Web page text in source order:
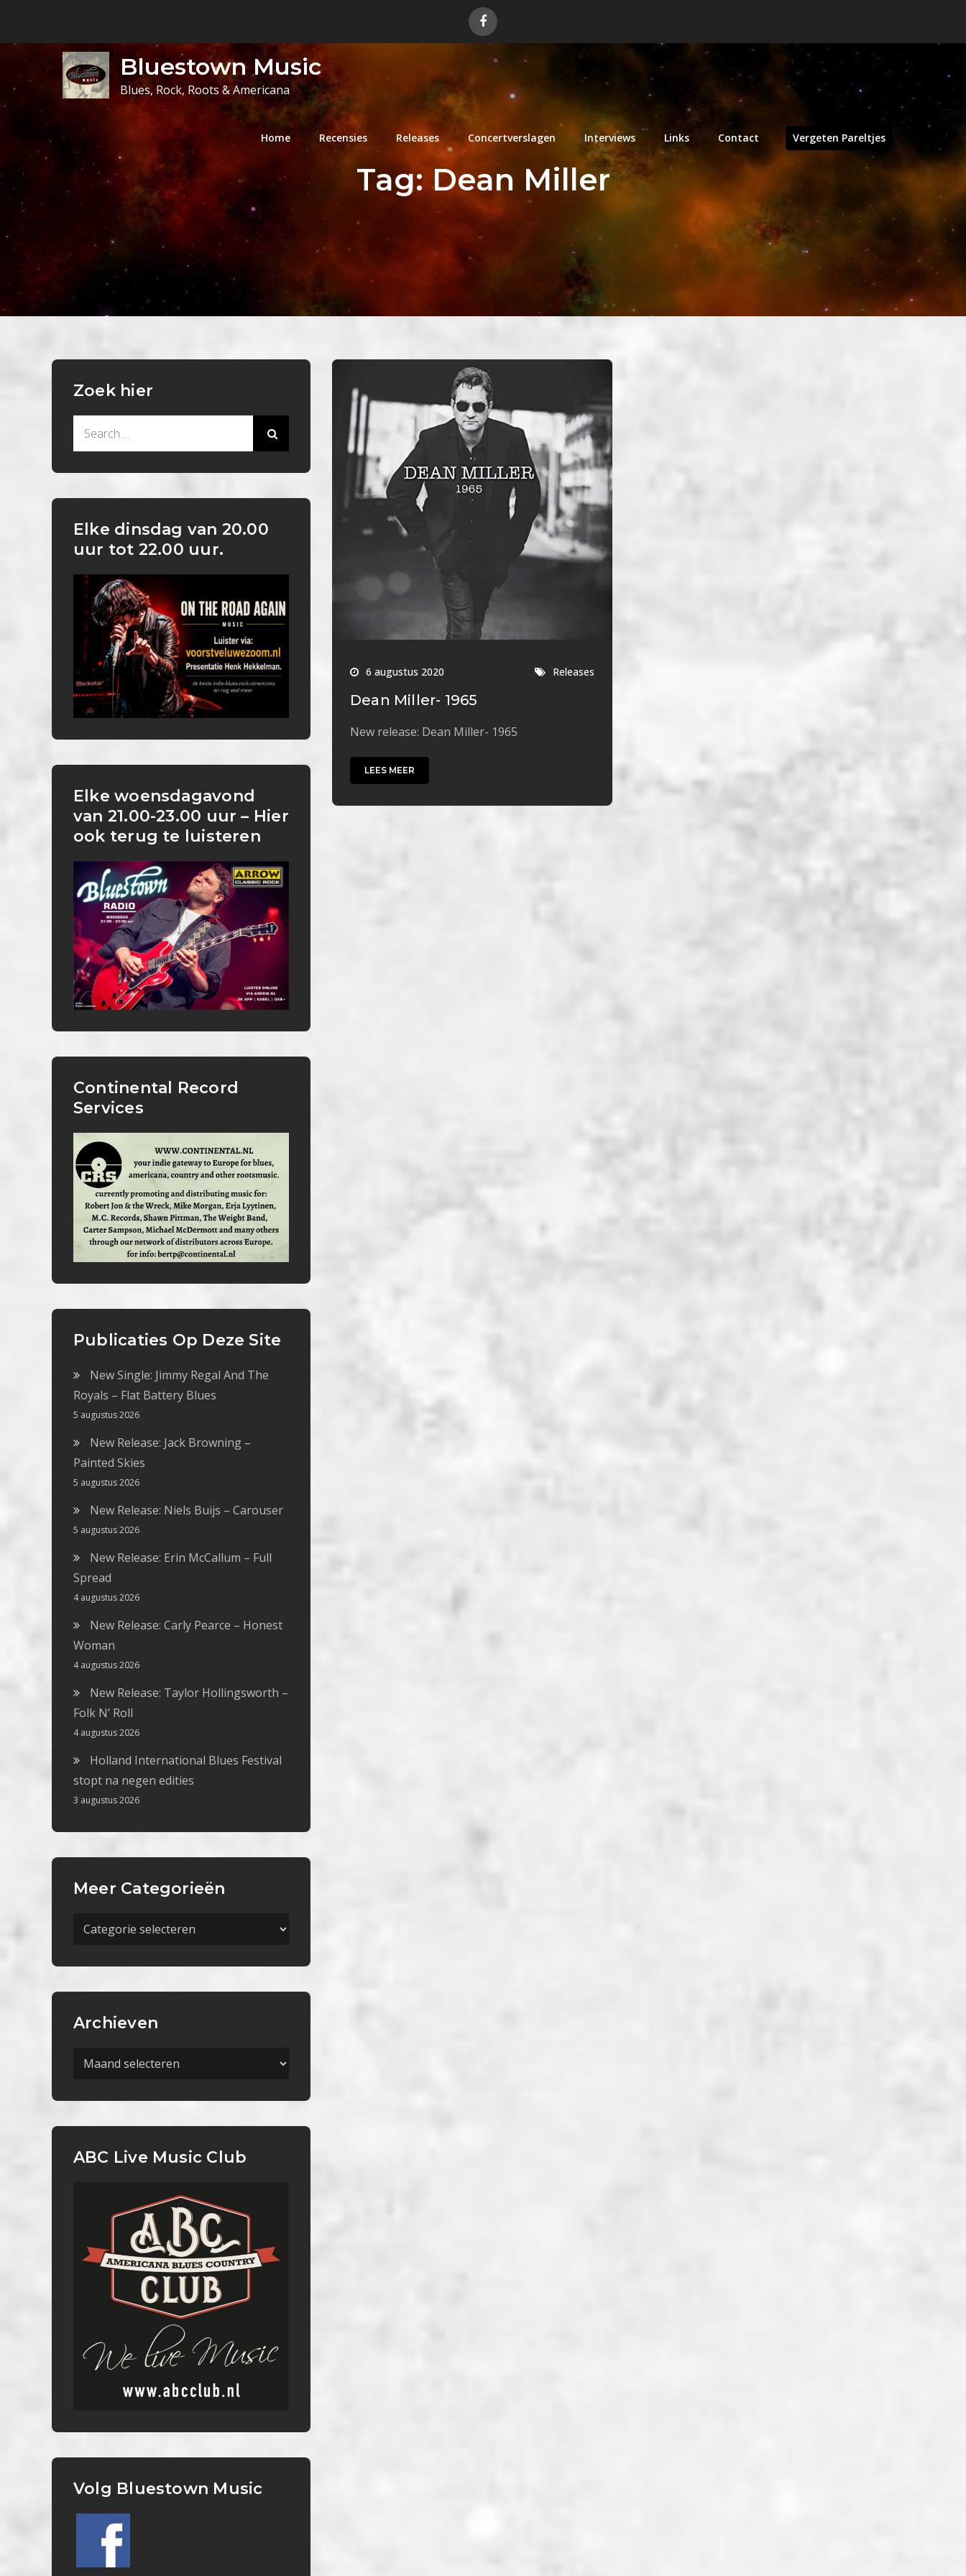
content
Bluestown Music
Blues, Rock, Roots & Americana
Home Recensies Releases Concertverslagen Interviews Links Contact Vergeten Pareltjes
Tag:Dean Miller
6 augustus 2020 Releases
Dean Miller- 1965
New release: Dean Miller- 1965
LEES MEER
Zoek hier
Elke dinsdag van 20.00
uur tot 22.00 uur.
Elke woensdagavond
van 21.00-23.00 uur – Hier
ook terug te luisteren
Continental Record
Services
Publicaties Op Deze Site
New Single: Jimmy Regal And The
Royals – Flat Battery Blues
5 augustus 2026
New Release: Jack Browning –
Painted Skies
5 augustus 2026
New Release: Niels Buijs – Carouser
5 augustus 2026
New Release: Erin McCallum – Full
Spread
4 augustus 2026
New Release: Carly Pearce – Honest
Woman
4 augustus 2026
New Release: Taylor Hollingsworth –
Folk N’ Roll
4 augustus 2026
Holland International Blues Festival
stopt na negen edities
3 augustus 2026
Meer Categorieën
Meer
Archieven
Archieven
ABC Live Music Club
Volg Bluestown Music